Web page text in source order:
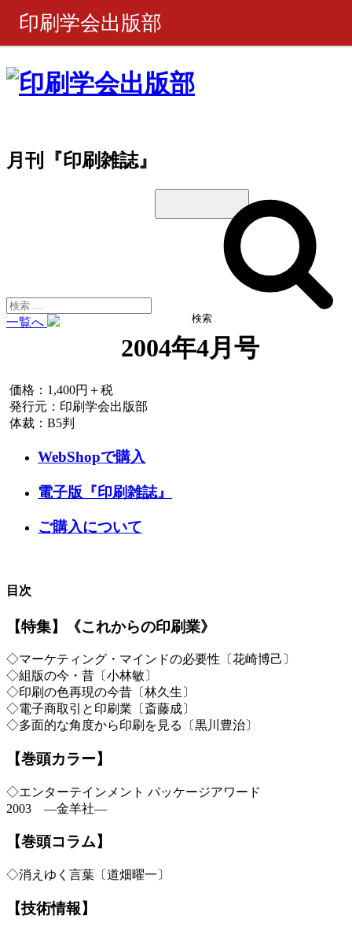
印刷学会出版部
書籍・製品
週刊 『印刷雑誌』
お問い合わせ
月刊『印刷雑誌』
検索
一覧へ
2004年4月号
価格：1,400円＋税
発行元：印刷学会出版部
体裁：B5判
WebShopで購入
電子版『印刷雑誌』
ご購入について
目次
【特集】《これからの印刷業》
◇マーケティング・マインドの必要性〔花崎博己〕
◇組版の今・昔〔小林敏〕
◇印刷の色再現の今昔〔林久生〕
◇電子商取引と印刷業〔斎藤成〕
◇多面的な角度から印刷を見る〔黒川豊治〕
【巻頭カラー】
◇エンターテインメント パッケージアワード
2003 ―金羊社―
【巻頭コラム】
◇消えゆく言葉〔道畑曜一〕
【技術情報】